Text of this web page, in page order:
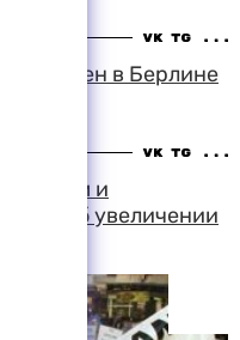
помещен в Берлине
и
ЮАР об увеличении